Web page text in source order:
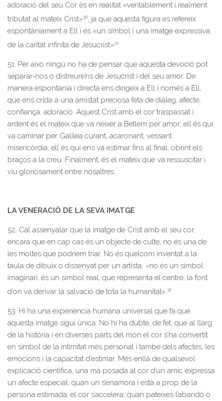
adoració del seu Cor és en realitat «veritablement i realment
tributat al mateix Crist»30, ja que aquesta figura es refereix
espontàniament a Ell i és «un símbol i una imatge expressiva
de la caritat infinita de Jesucrist»31.
51. Per això ningú no ha de pensar que aquesta devoció pot
separar-nos o distreure’ns de Jesucrist i del seu amor. De
manera espontània i directa ens dirigeix a Ell i només a Ell,
que ens crida a una amistat preciosa feta de diàleg, afecte,
confiança, adoració. Aquest Crist amb el cor traspassat i
ardent és el mateix que va néixer a Betlem per amor; ell és qui
va caminar per Galilea curant, acaronant, vessant
misericòrdia; ell és qui ens va estimar fins al final, obrint els
braços a la creu. Finalment, és el mateix que va ressuscitar i
viu gloriosament entre nosaltres.
LA VENERACIÓ DE LA SEVA IMATGE
52. Cal assenyalar que la imatge de Crist amb el seu cor,
encara que en cap cas és un objecte de culte, no és una de
les moltes que podríem triar. No és quelcom inventat a la
taula de dibuix o dissenyat per un artista, «no és un símbol
imaginari, és un símbol real, que representa el centre, la font
d’on va derivar la salvació de tota la humanitat».32
53. Hi ha una experiència humana universal que fa que
aquesta imatge sigui única. No hi ha dubte, de fet, que al llarg
de la història i en diverses parts del món el cor s’ha convertit
en símbol de la intimitat més personal i també dels afectes, les
emocions i la capacitat d’estimar. Més enllà de qualsevol
explicació científica, una mà posada al cor d’un amic expressa
un afecte especial; quan un s’enamora i està a prop de la
persona estimada, el cor s’accelera; quan pateixes l’abandó o